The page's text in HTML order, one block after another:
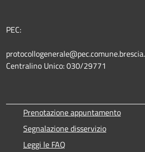
PEC:
Centralino Unico: 030/29771
Prenotazione appuntamento
Segnalazione disservizio
Leggi le FAQ